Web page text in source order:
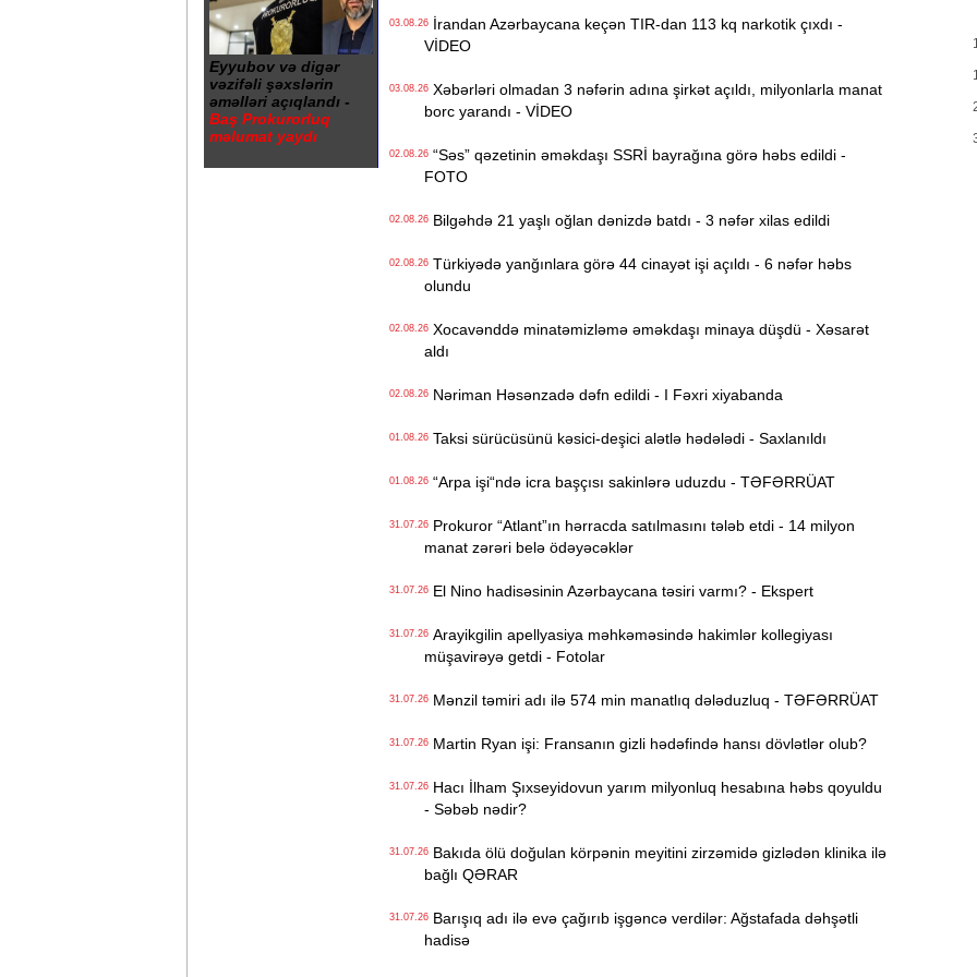
Eyyubov və digər
vəzifəli şəxslərin
əməlləri açıqlandı -
Baş Prokurorluq
məlumat yaydı
03.08.26İrandan Azərbaycana keçən TIR-dan 113 kq narkotik çıxdı -
VİDEO
03.08.26Xəbərləri olmadan 3 nəfərin adına şirkət açıldı, milyonlarla manat
borc yarandı - VİDEO
02.08.26“Səs” qəzetinin əməkdaşı SSRİ bayrağına görə həbs edildi -
FOTO
02.08.26Bilgəhdə 21 yaşlı oğlan dənizdə batdı - 3 nəfər xilas edildi
02.08.26Türkiyədə yanğınlara görə 44 cinayət işi açıldı - 6 nəfər həbs
olundu
02.08.26Xocavənddə minatəmizləmə əməkdaşı minaya düşdü - Xəsarət
aldı
02.08.26Nəriman Həsənzadə dəfn edildi - I Fəxri xiyabanda
01.08.26Taksi sürücüsünü kəsici-deşici alətlə hədələdi - Saxlanıldı
01.08.26“Arpa işi“ndə icra başçısı sakinlərə uduzdu - TƏFƏRRÜAT
31.07.26Prokuror “Atlant”ın hərracda satılmasını tələb etdi - 14 milyon
manat zərəri belə ödəyəcəklər
31.07.26El Nino hadisəsinin Azərbaycana təsiri varmı? - Ekspert
31.07.26Arayikgilin apellyasiya məhkəməsində hakimlər kollegiyası
müşavirəyə getdi - Fotolar
31.07.26Mənzil təmiri adı ilə 574 min manatlıq dələduzluq - TƏFƏRRÜAT
31.07.26Martin Ryan işi: Fransanın gizli hədəfində hansı dövlətlər olub?
31.07.26Hacı İlham Şıxseyidovun yarım milyonluq hesabına həbs qoyuldu
- Səbəb nədir?
31.07.26Bakıda ölü doğulan körpənin meyitini zirzəmidə gizlədən klinika ilə
bağlı QƏRAR
31.07.26Barışıq adı ilə evə çağırıb işgəncə verdilər: Ağstafada dəhşətli
hadisə